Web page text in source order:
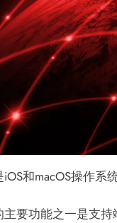
iOS和macOS操作系
主要功能之一是支